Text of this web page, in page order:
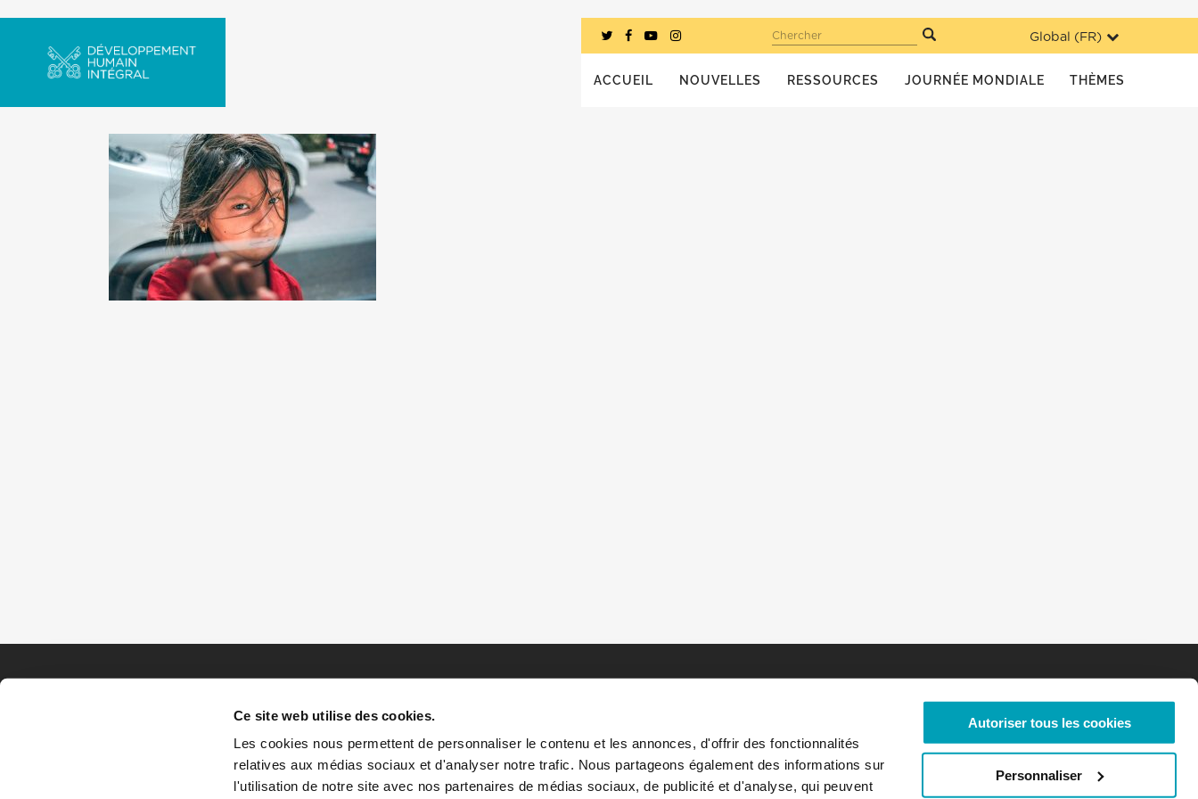
Ce site web utilise des cookies.
Les cookies nous permettent de personnaliser le contenu et les annonces, d'offrir des fonctionnalités
relatives aux médias sociaux et d'analyser notre trafic. Nous partageons également des informations sur
l'utilisation de notre site avec nos partenaires de médias sociaux, de publicité et d'analyse, qui peuvent
Autoriser tous les cookies
Personnaliser
Global (FR)
Chercher
ACCUEIL NOUVELLES RESSOURCES JOURNÉE MONDIALE THÈMES
HOME HISTOIRES RESSOURCES